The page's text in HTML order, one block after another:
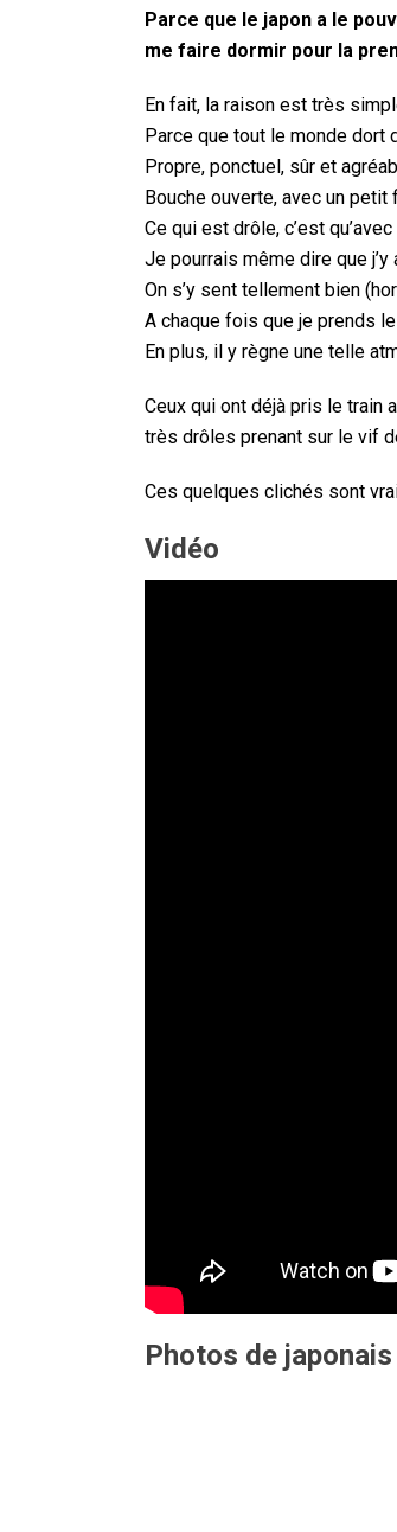
Parce que le japon a le
me faire dormir pour la
En fait, la raison est très
Parce que tout le monde dort
Propre, ponctuel, sûr et
Bouche ouverte, avec un
Ce qui est drôle, c’est
Je pourrais même dire que
On s’y sent tellement bien
A chaque fois que je prends
En plus, il y règne une telle
Ceux qui ont déjà pris le train
très drôles prenant sur le vif
Ces quelques clichés sont
Vidéo
Photos de